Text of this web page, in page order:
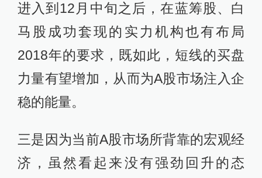
进入到12月中旬之后，在蓝筹股、白
马股成功套现的实力机构也有布局
2018年的要求，既如此，短线的买盘
力量有望增加，从而为A股市场注入企
稳的能量。
三是因为当前A股市场所背靠的宏观经
济，虽然看起来没有强劲回升的态